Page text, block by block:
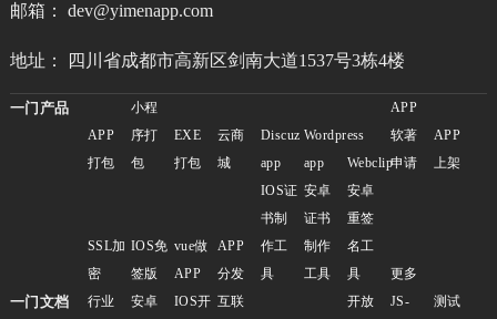
邮箱： dev@yimenapp.com
地址： 四川省成都市高新区剑南大道1537号3栋4楼
一门产品
APP
打包
小程
序打
包
EXE
打包
云商
城
Discuz
app
Wordpress
app
Webclip
APP
软著
申请
APP
上架
SSL加
密
IOS免
签版
vue做
APP
APP
分发
IOS证
书制
作工
具
安卓
证书
制作
工具
安卓
重签
名工
具
更多
一门文档
行业
安卓
IOS开 互联
开放
JS-
测试